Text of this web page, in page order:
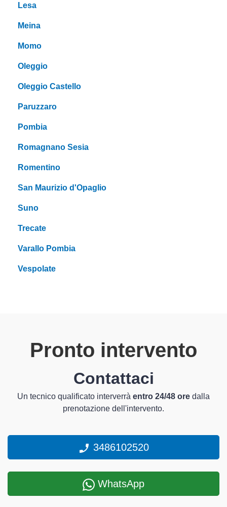
Lesa
Meina
Momo
Oleggio
Oleggio Castello
Paruzzaro
Pombia
Romagnano Sesia
Romentino
San Maurizio d'Opaglio
Suno
Trecate
Varallo Pombia
Vespolate
Pronto intervento
Contattaci
Un tecnico qualificato interverrà entro 24/48 ore dalla
prenotazione dell'intervento.
3486102520
WhatsApp